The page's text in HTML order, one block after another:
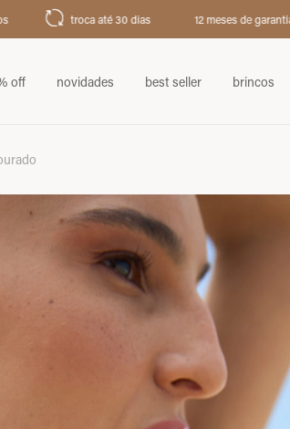
troca até 30 dias 12 meses de garantia
off novidades best seller brincos